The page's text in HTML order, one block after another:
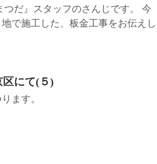
だ』スタッフのさんじです。 今
で施工した、板金工事をお伝えし
にて(５)
ます。